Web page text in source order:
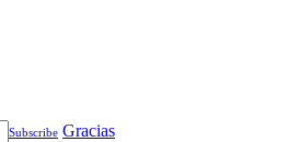
Subscribe Gracias